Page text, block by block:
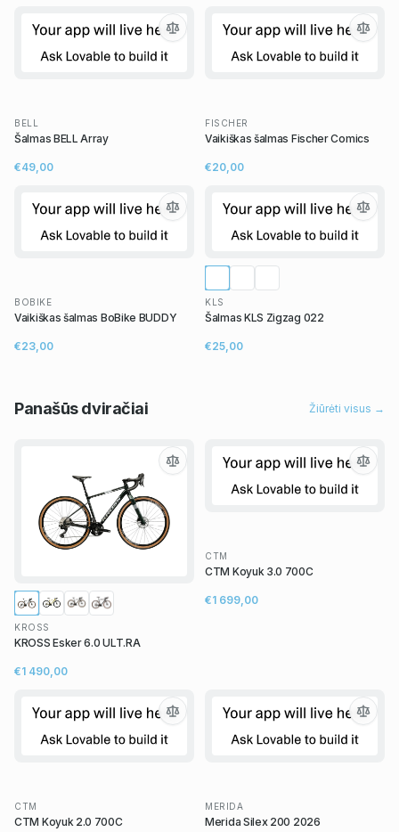
BELL
Šalmas BELL Array
€49,00
FISCHER
Vaikiškas šalmas Fischer Comics
€20,00
BOBIKE
Vaikiškas šalmas BoBike BUDDY
€23,00
KLS
Šalmas KLS Zigzag 022
€25,00
Panašūsdviračiai Žiūrėti visus →
KROSS
KROSS Esker 6.0 ULT.RA
€1 490,00
CTM
CTM Koyuk 3.0 700C
€1 699,00
CTM
CTM Koyuk 2.0 700C
MERIDA
Merida Silex 200 2026